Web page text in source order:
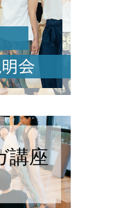
講座